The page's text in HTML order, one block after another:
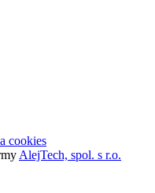
cookies
AlejTech, spol. s r.o.